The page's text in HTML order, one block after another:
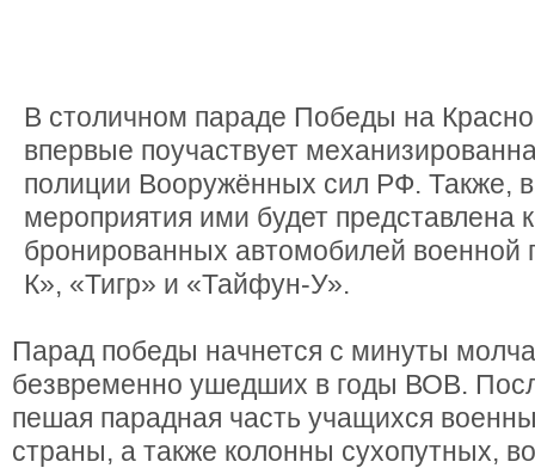
В столичном параде Победы на
впервые поучаствует
полиции Вооружённых сил РФ. Также,
мероприятия ими будет представлена
бронированных автомобилей военной
К», «Тигр» и «Тайфун-У».
Парад победы начнется с минуты
безвременно ушедших в годы ВОВ.
пешая парадная часть учащихся
страны, а также колонны сухопутных,